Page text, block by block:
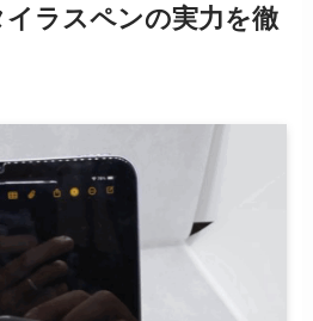
イラスペンの実力を徹